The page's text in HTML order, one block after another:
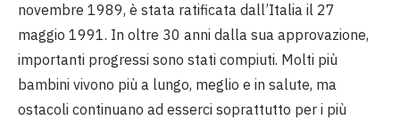
novembre 1989, è stata ratificata dall’Italia il 27
maggio 1991. In oltre 30 anni dalla sua approvazione,
importanti progressi sono stati compiuti. Molti più
bambini vivono più a lungo, meglio e in salute, ma
ostacoli continuano ad esserci soprattutto per i più